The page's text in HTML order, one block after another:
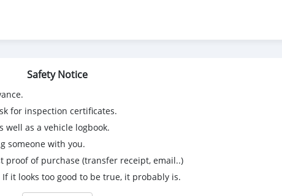
Safety Notice
for inspection certificates.
as a vehicle logbook.
someone with you.
proof of purchase (transfer receipt, email..)
it looks too good to be true, it probably is.